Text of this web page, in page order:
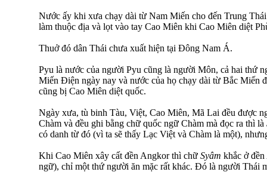
Nước ấy khi xưa chạy dài từ Nam Miến cho đến Trung
làm thuộc địa và lọt vào tay Cao Miên khi Cao Miên diệt
Thuở đó dân Thái chưa xuất hiện tại Đông Nam Á.
Pyu là nước của người Pyu cũng là người Môn, cả hai thứ
Miến Điện ngày nay và nước của họ chạy dài từ Bắc Miến
cũng bị Cao Miên diệt quốc.
Ngày xưa, tù binh Tàu, Việt, Cao Miên, Mã Lai đều được
Chàm và đều ghi bằng chữ quốc ngữ Chàm mà đọc ra thì là
có danh từ đó (vì ta sẽ thấy Lạc Việt và Chàm là một),
Khi Cao Miên xây cất đền Angkor thì chữ Syâm khắc ở
ngữ), chỉ một thứ người ăn mặc rất khác. Đó là người Thái